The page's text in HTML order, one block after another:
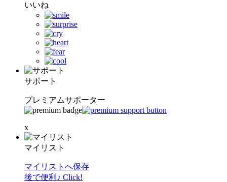
いいね
サポート
プレミアムサポーター
x
マイリスト
マイリストへ保存
後で便利♪ Click!